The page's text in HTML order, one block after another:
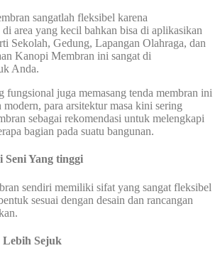
sangatlah fleksibel karena
di area yang kecil bahkan bisa di aplikasikan
Sekolah, Gedung, Lapangan Olahraga, dan
Kanopi Membran ini sangat di
Anda.
fungsional juga memasang tenda membran ini
modern, para arsitektur masa kini sering
sebagai rekomendasi untuk melengkapi
bagian pada suatu bangunan.
Seni Yang tinggi
sendiri memiliki sifat yang sangat fleksibel
sesuai dengan desain dan rancangan
Sejuk